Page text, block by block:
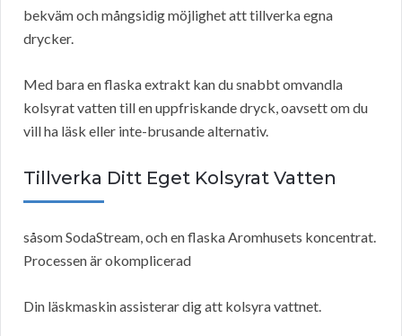
bekväm och mångsidig möjlighet att tillverka egna
drycker.
Med bara en flaska extrakt kan du snabbt omvandla
kolsyrat vatten till en uppfriskande dryck, oavsett om du
vill ha läsk eller inte-brusande alternativ.
Tillverka Ditt Eget Kolsyrat Vatten
såsom SodaStream, och en flaska Aromhusets koncentrat.
Processen är okomplicerad
Din läskmaskin assisterar dig att kolsyra vattnet.